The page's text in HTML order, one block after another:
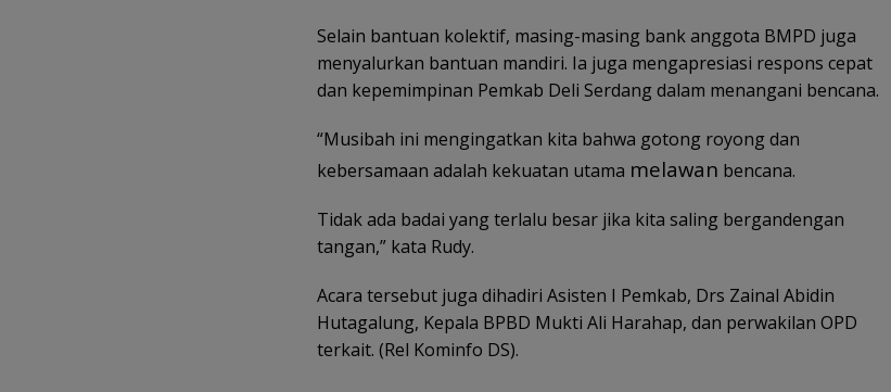
Selain bantuan kolektif, masing-masing bank anggota BMPD juga
menyalurkan bantuan mandiri. Ia juga mengapresiasi respons cepat
dan kepemimpinan Pemkab Deli Serdang dalam menangani bencana.
“Musibah ini mengingatkan kita bahwa gotong royong dan
kebersamaan adalah kekuatan utama melawan bencana.
Tidak ada badai yang terlalu besar jika kita saling bergandengan
tangan,” kata Rudy.
Acara tersebut juga dihadiri Asisten I Pemkab, Drs Zainal Abidin
Hutagalung, Kepala BPBD Mukti Ali Harahap, dan perwakilan OPD
terkait. (Rel Kominfo DS).